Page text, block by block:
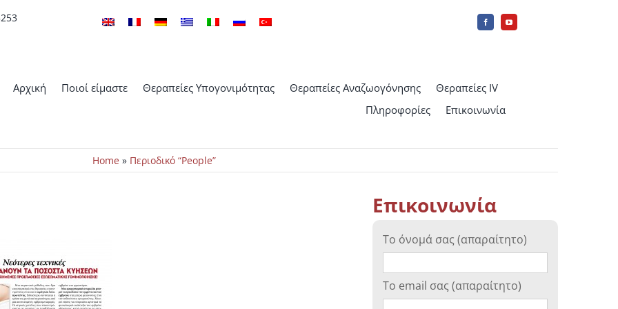
Αρχική Ποιοί είμαστε Θεραπείες Υπογονιμότητας Θεραπείες Αναζωογόνησης
Θεραπείες IV
Πληροφορίες
Επικοινωνία
Home » Περιοδικό “People”
Επικοινωνία
Το όνομά σας (απαραίτητο)
Το email σας (απαραίτητο)